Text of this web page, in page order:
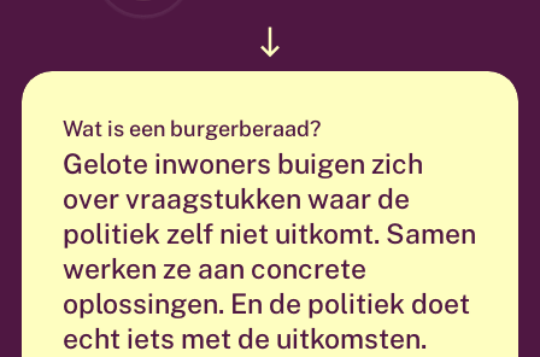
Navigate to the next section
Wat is een burgerberaad?
Gelote inwoners buigen zich
over vraagstukken waar de
politiek zelf niet uitkomt. Samen
werken ze aan concrete
oplossingen. En de politiek doet
echt iets met de uitkomsten.